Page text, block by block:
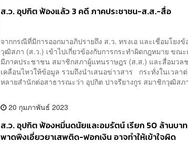
ส.ว. อุปกิต ฟ้องแล้ว 3 คดี ภาคประชาชน-ส.ส.-สื่อ
จากกรณีที่มีการออกมาอภิปรายถึง ส.ว. ทรงเอ และเชื่อมโยง
วุฒิสภา (ส.ว.) เข้าไปเกี่ยวข้องกับการกระทำผิดกฎหมาย ขณ
มีภาคประชาชน สมาชิกสภาผู้แทนราษฎร (ส.ส.) และสื่อมวล
เคลื่อนไหวให้ข้อมูล รวมถึงนำเสนอข่าวสาร กระทั่งในเวลา
หลายสำนักต่อสาธารณะว่า อุปกิต ปาจรียางกูร สมาชิกวุฒิสภ
20 กุมภาพันธ์ 2023
ส.ว. อุปกิต ฟ้องหมิ่นดนัยและอมรัตน์ เรียก 50 ล้านบา
พาดพิงเอี่ยวยาเสพติด-ฟอกเงิน อาจทำให้เข้าใจผิด